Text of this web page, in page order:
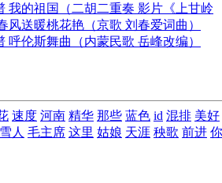
我的祖国（二胡二重奏 影片《上甘岭
风送暖桃花艳（京歌 刘春爱词曲）
呼伦斯舞曲（内蒙民歌 岳峰改编）
速度 河南 精华 那些 蓝色 id 混排 美好
雪人 毛主席 这里 姑娘 天涯 秧歌 前进